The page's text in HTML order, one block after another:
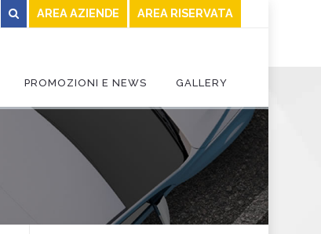
AREA AZIENDE AREA RISERVATA
PROMOZIONI E NEWS GALLERY
CONTATTI